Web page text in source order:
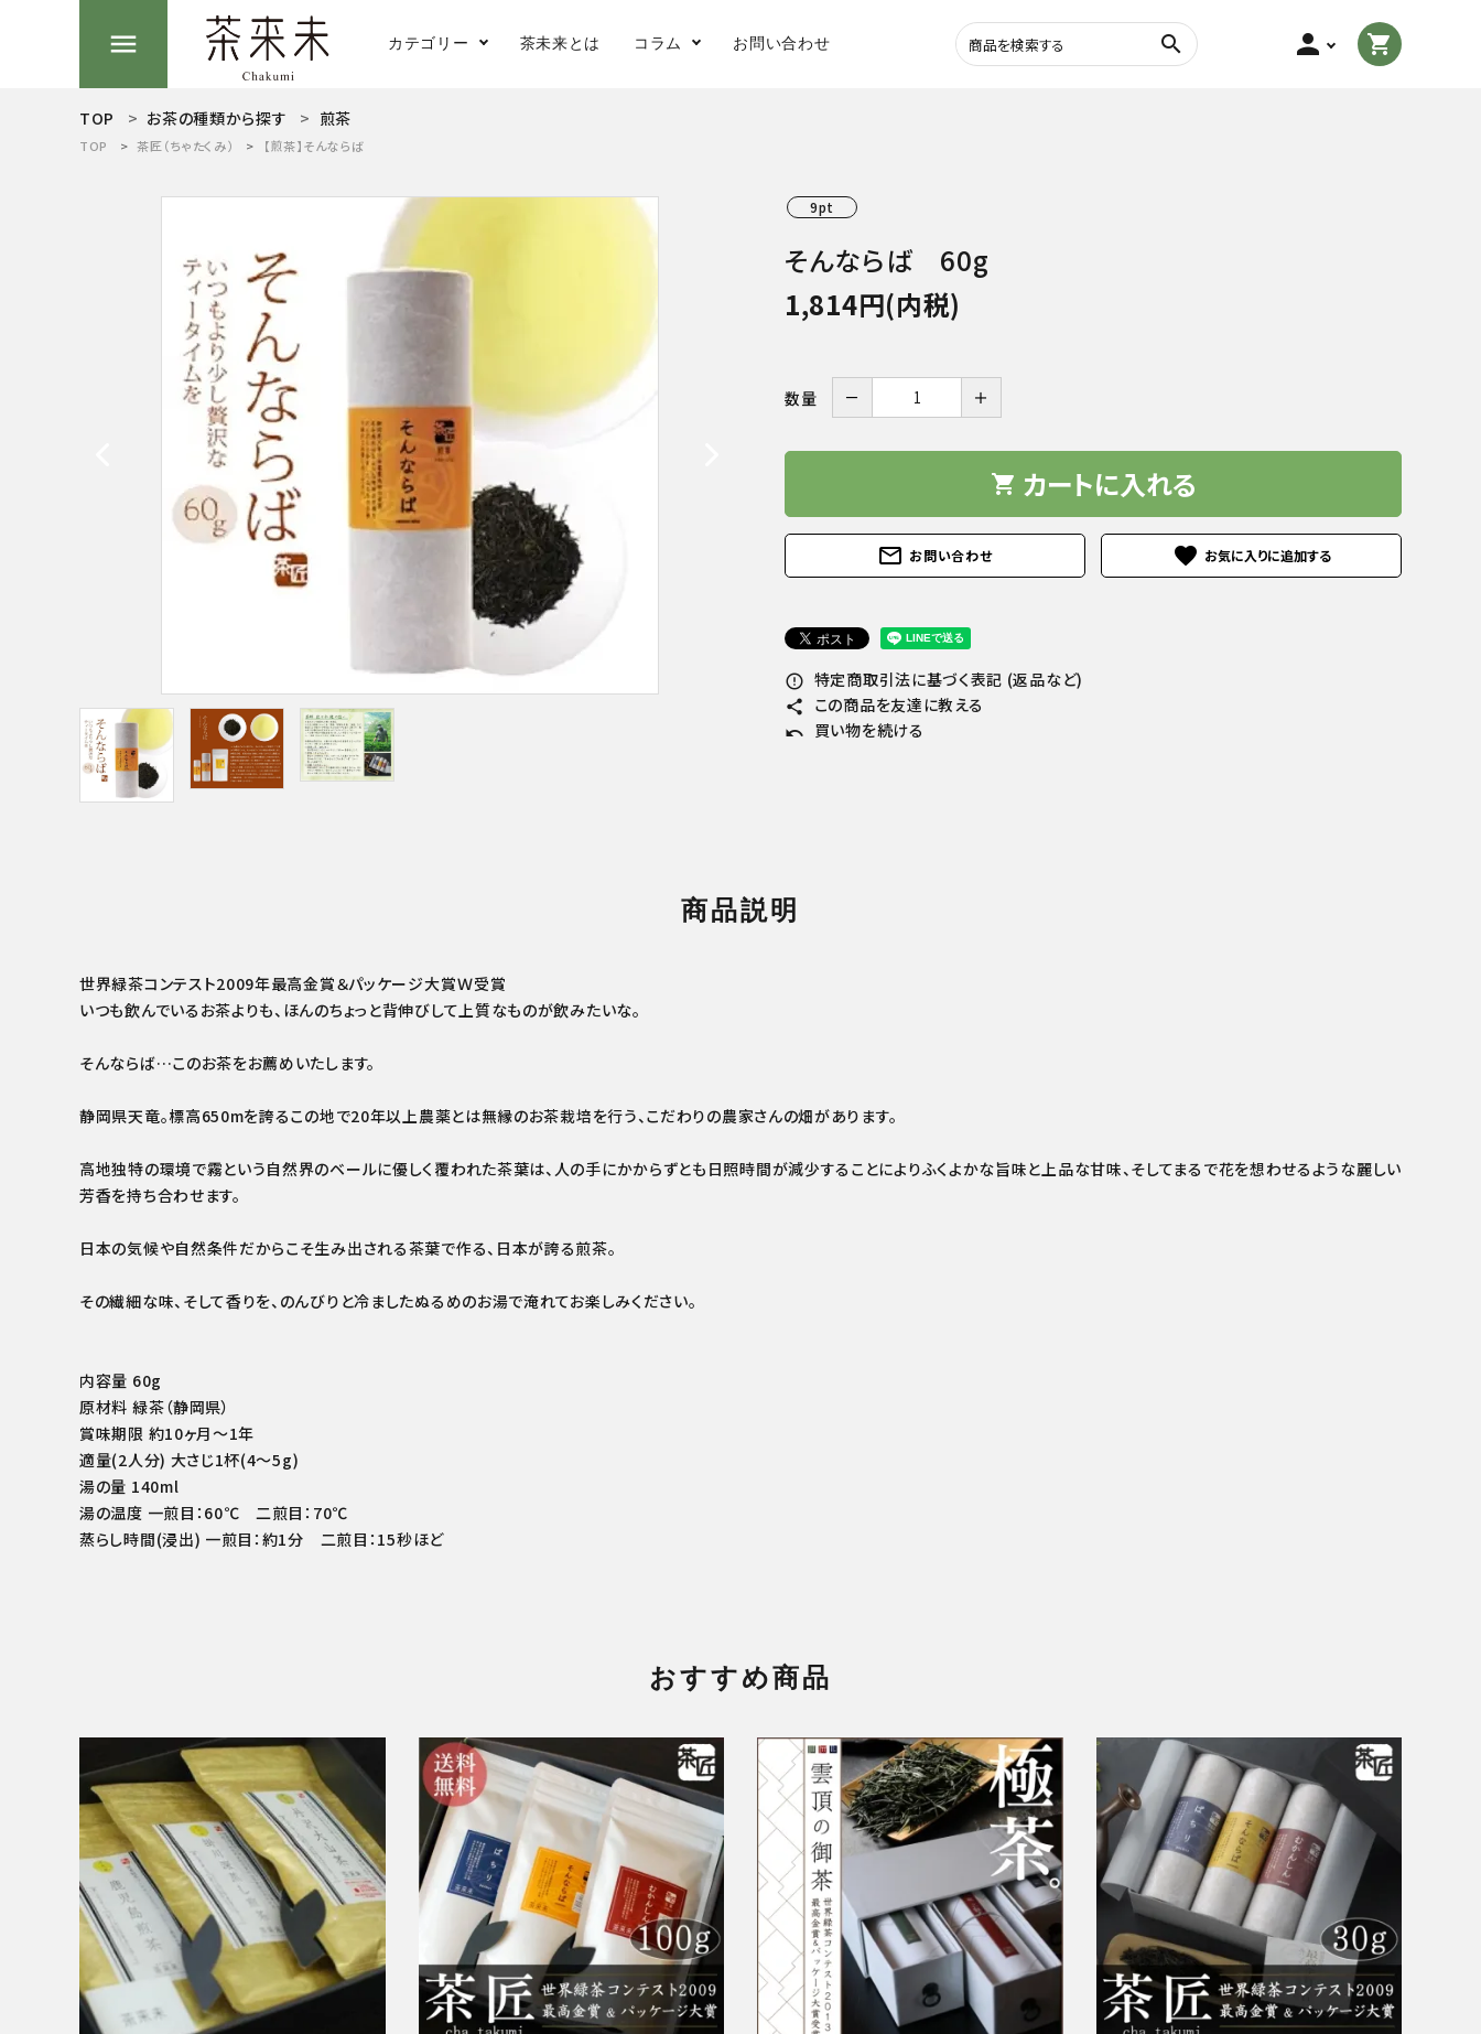
menu カテゴリー
抹茶
アイス
湯のみ
フィルターインボトル・
茶さじ・茶缶・ふきん
ギフト/贈り物/詰め合わ
茶未来とは コラム お問い合わせ search person shopping_cart
search
person 新規会員登録
TOP お茶の種類から探す 煎茶
TOP 茶匠（ちゃたくみ） 【煎茶】そんならば
9pt
そんならば 60g
1,814円(内税)
数量 － ＋
shopping_cart カートに入れる
mail_outline お問い合わせ favorite
error_outline 特定商取引法に基づく表記 (返品など)
share この商品を友達に教える
undo 買い物を続ける
商品説明
世界緑茶コンテスト2009年最高金賞＆パッケージ大賞Ｗ受賞
いつも飲んでいるお茶よりも、ほんのちょっと背伸びして上質なものが飲みたいな。
そんならば…このお茶をお薦めいたします。
静岡県天竜。標高650mを誇るこの地で20年以上農薬とは無縁のお茶栽培を行う、こだわりの農家さんの畑があります。
高地独特の環境で霧という自然界のベールに優しく覆われた茶葉は、人の手にかからずとも日照時間が減少することによりふくよかな旨味と上品な甘味、そしてまるで花を想わせるような麗しい
芳香を持ち合わせます。
日本の気候や自然条件だからこそ生み出される茶葉で作る、日本が誇る煎茶。
その繊細な味、そして香りを、のんびりと冷ましたぬるめのお湯で淹れてお楽しみください。
内容量 60g
原材料 緑茶（静岡県）
賞味期限 約10ヶ月～1年
適量(2人分) 大さじ1杯(4～5g)
湯の量 140ml
湯の温度 一煎目：60℃ 二煎目：70℃
蒸らし時間(浸出) 一煎目：約1分 二煎目：15秒ほど
おすすめ商品